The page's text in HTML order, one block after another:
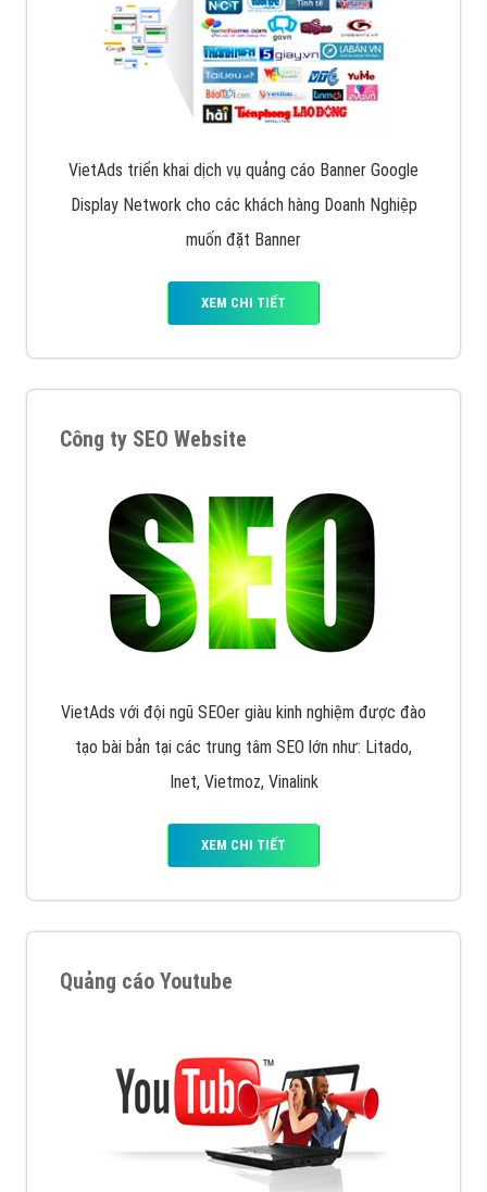
VietAds triển khai dịch vụ quảng cáo Banner Google
Display Network cho các khách hàng Doanh Nghiệp
muốn đặt Banner
XEM CHI TIẾT
Công ty SEO Website
VietAds với đội ngũ SEOer giàu kinh nghiệm được đào
tạo bài bản tại các trung tâm SEO lớn như: Litado,
Inet, Vietmoz, Vinalink
XEM CHI TIẾT
Quảng cáo Youtube